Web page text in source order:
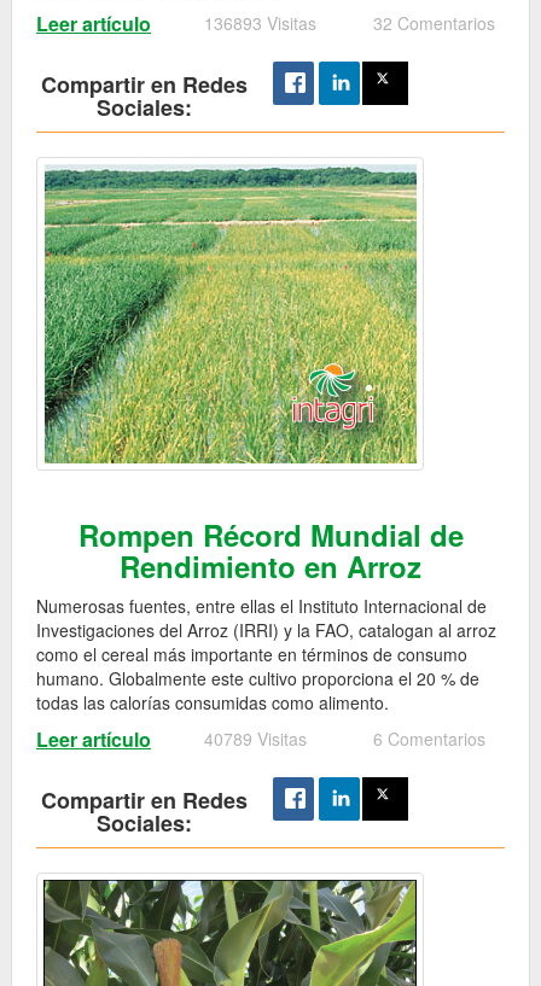
Leer artículo 136893 Visitas 32 Comentarios
Compartir en Redes
Sociales:
Rompen Récord Mundial de
Rendimiento en Arroz
Numerosas fuentes, entre ellas el Instituto Internacional de
Investigaciones del Arroz (IRRI) y la FAO, catalogan al arroz
como el cereal más importante en términos de consumo
humano. Globalmente este cultivo proporciona el 20 % de
todas las calorías consumidas como alimento.
Leer artículo 40789 Visitas 6 Comentarios
Compartir en Redes
Sociales: